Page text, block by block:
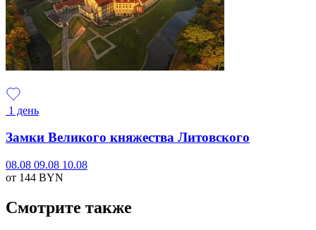
1 день
Замки Великого княжества Литовского
08.08 09.08 10.08
от 144 BYN
Смотрите также